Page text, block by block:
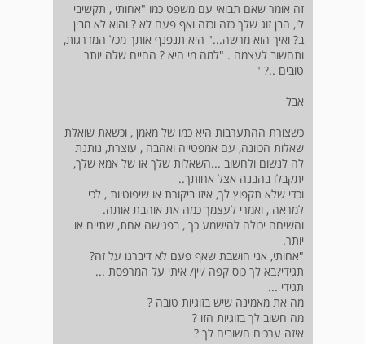
זה אומר שאם תבואי עם משפט כמו "אחותי , תקשיבי
לי, הבן זוג שלך כזה וכזה ואף פעם לא ? והוא לא מבין
ב? ואיך הוא מרשה..." היא תנפנף אותך מכל המדרגות,
ותחשוב לעצמה . "למה מי היא ? החיים שלה יותר
טובים ..? "
אבל
כשצורת ההתערבות היא כמו של מאמן , וכשאת שואלת
שאלות הכוונה, עם אמפטייה ואהבה , עוצרת, נותנת
לה לנשום ולחשוב ...השאלות שלך או של אמא שלך,
יתקבלו בהבנה אצל אחותך..
וכדי שלא תקפוץ לך, איזו ביקורת או שיפוטיות , לכי
למראה , ואמרי לעצמך כמה את אוהבת אותה.
והשיחה יכולה להישמע כך , בפגישה אחת, שתיים או
יותר.
"אחותי, אני חושבת שאף פעם לא דיברנו על זה?
תגידי?בא לך כוס קפה /יין/ איתי על המרפסת ...
תגידי ...
מה את מאמינה שיש בזוגיות טובה ?
מה חשוב לך בזוגיות הזו ?
איזה ערכים חשובים לך ?